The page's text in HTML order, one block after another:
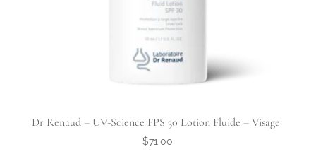
Dr Renaud – UV-Science FPS 30 Lotion Fluide – Visage
$71.00